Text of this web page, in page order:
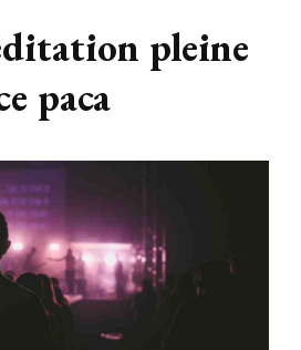
pleine
paca